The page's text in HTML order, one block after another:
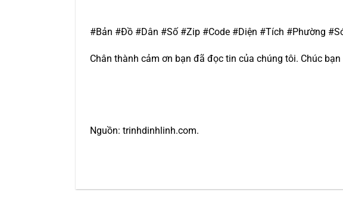
#Bản #Đồ #Dân #Số #Zip #Code #Diện #Tích #Phường
Chân thành cảm ơn bạn đã đọc tin của chúng tôi. Chúc
Nguồn: trinhdinhlinh.com.